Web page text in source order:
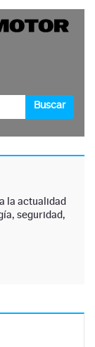
la actualidad
seguridad,